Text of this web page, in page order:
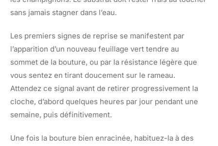
sans jamais stagner dans l’eau.
Les premiers signes de reprise se manifestent par
l’apparition d’un nouveau feuillage vert tendre au
sommet de la bouture, ou par la résistance légère que
vous sentez en tirant doucement sur le rameau.
Attendez ce signal avant de retirer progressivement la
cloche, d’abord quelques heures par jour pendant une
semaine, puis définitivement.
Une fois la bouture bien enracinée, habituez-la à des